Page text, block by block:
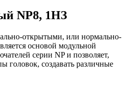
NP8, 1НЗ
открытыми, или нормально-
основой модульной
серии NP и позволяет,
головок, создавать различные